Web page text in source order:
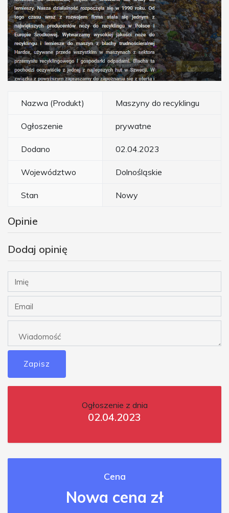
Nazwa (Produkt) Maszyny do recyklingu
Ogłoszenie prywatne
Dodano 02.04.2023
Województwo Dolnośląskie
Stan Nowy
Opinie
Dodaj opinię
Zapisz
Ogłoszenie z dnia
02.04.2023
Cena
Nowa cena zł